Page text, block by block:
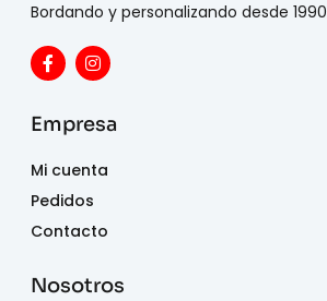
Bordando y personalizando desde 1990
Empresa
Mi cuenta
Pedidos
Contacto
Nosotros